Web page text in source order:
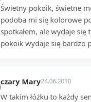
Świetny pokoik, świetne
podoba mi się kolorowe
spotkałem, ale wydaje
pokoik wydaje się bardzo
czary Mary24.06.2010
W takim łóżku to każdy